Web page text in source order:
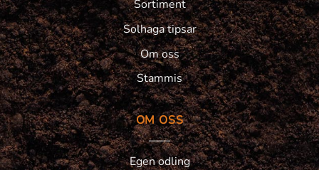
Sortiment
Solhaga tipsar
Om oss
Stammis
OM OSS
Egen odling